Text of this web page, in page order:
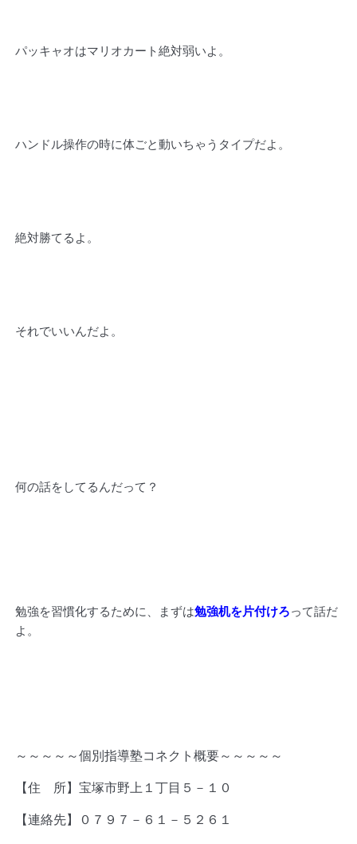
パッキャオはマリオカート絶対弱いよ。
ハンドル操作の時に体ごと動いちゃうタイプだよ。
絶対勝てるよ。
それでいいんだよ。
何の話をしてるんだって？
勉強を習慣化するために、まずは勉強机を片付けろ って話だ
よ。
～～～～～個別指導塾コネクト概要～～～～～
【住 所】宝塚市野上１丁目５－１０
【連絡先】０７９７－６１－５２６１